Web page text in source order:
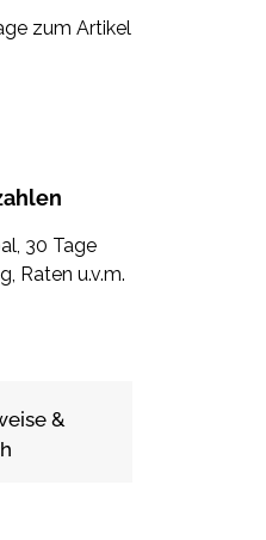
zum Artikel
30 Tage
Raten u.v.m.
&